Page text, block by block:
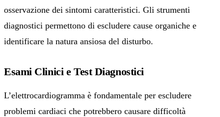
osservazione dei sintomi caratteristici. Gli strumenti
diagnostici permettono di escludere cause organiche e
identificare la natura ansiosa del disturbo.
Esami Clinici e Test Diagnostici
L’elettrocardiogramma è fondamentale per escludere
problemi cardiaci che potrebbero causare difficoltà